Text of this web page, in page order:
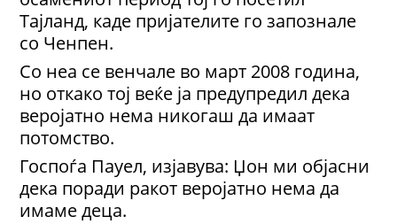
Тајланд, каде пријателите го запознале
со Ченпен.
Со неа се венчале во март 2008 година,
но откако тој веќе ја предупредил дека
веројатно нема никогаш да имаат
потомство.
Госпоѓа Пауел, изјавува: Џон ми објасни
дека поради ракот веројатно нема да
имаме деца.